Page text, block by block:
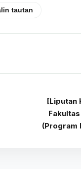
tautan
[Liputan
(Program